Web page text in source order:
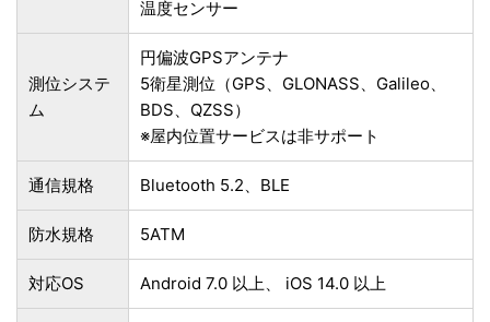
温度センサー
測位システ
ム
円偏波GPSアンテナ
5衛星測位（GPS、GLONASS、Galileo、
BDS、QZSS）
※屋内位置サービスは非サポート
通信規格 Bluetooth 5.2、BLE
防水規格 5ATM
対応OS Android 7.0 以上、 iOS 14.0 以上